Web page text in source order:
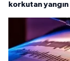
korkutan yangın